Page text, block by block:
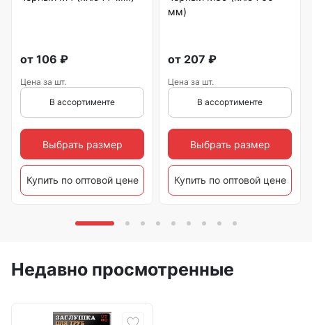
от 106 ₽
Цена за шт.
В ассортименте
Выбрать размер
Купить по оптовой цене
мм)
от 207 ₽
Цена за шт.
В ассортименте
Выбрать размер
Купить по оптовой цене
Недавно просмотренные